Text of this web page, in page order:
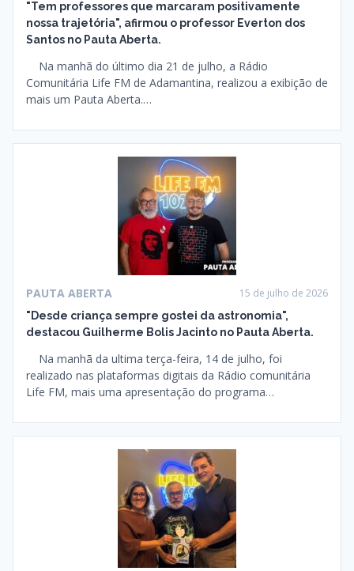
"Tem professores que marcaram positivamente
nossa trajetória", afirmou o professor Everton dos
Santos no Pauta Aberta.
Na manhã do último dia 21 de julho, a Rádio
Comunitária Life FM de Adamantina, realizou a exibição de
mais um Pauta Aberta.…
PAUTA ABERTA 15 de julho de 2026
"Desde criança sempre gostei da astronomia",
destacou Guilherme Bolis Jacinto no Pauta Aberta.
Na manhã da ultima terça-feira, 14 de julho, foi
realizado nas plataformas digitais da Rádio comunitária
Life FM, mais uma apresentação do programa…